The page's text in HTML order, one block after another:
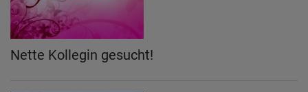
Nette Kollegin gesucht!